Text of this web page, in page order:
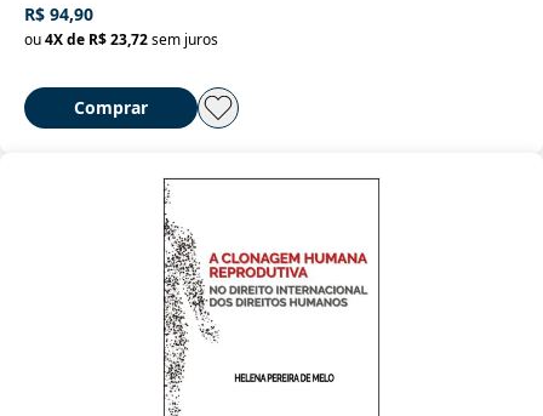
R$ 94,90
ou4X de R$ 23,72sem juros
Comprar